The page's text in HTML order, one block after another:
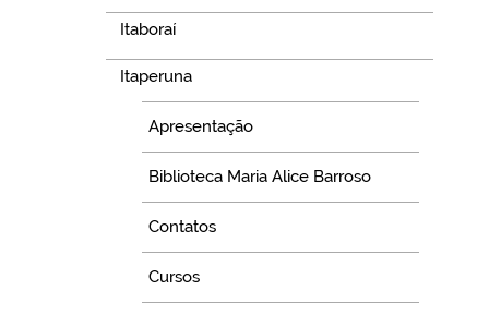
Itaboraí
Itaperuna
Apresentação
Biblioteca Maria Alice Barroso
Contatos
Cursos